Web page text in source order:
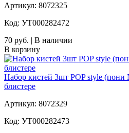
Артикул: 8072325
Код: УТ000282472
70 руб. | В наличии
В корзину
Набор кистей 3шт POP style
блистере
Артикул: 8072329
Код: УТ000282473